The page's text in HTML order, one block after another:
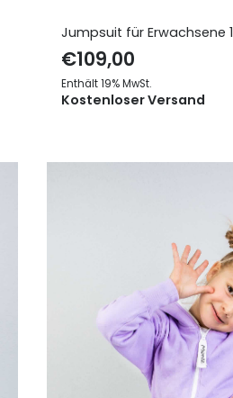
Jumpsuit für Erwachsene 1
€109,00
Enthält 19% MwSt.
Kostenloser Versand